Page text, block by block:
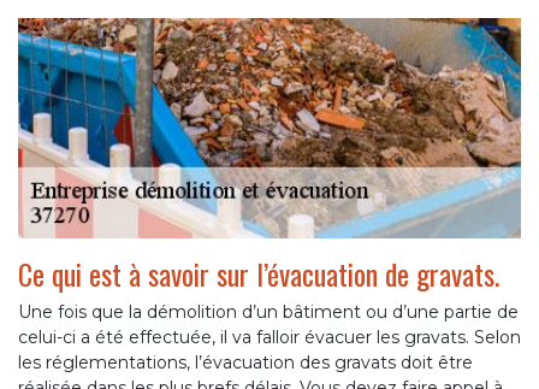
Ce qui est à savoir sur l’évacuation de gravats.
Une fois que la démolition d’un bâtiment ou d’une partie de
celui-ci a été effectuée, il va falloir évacuer les gravats. Selon
les réglementations, l’évacuation des gravats doit être